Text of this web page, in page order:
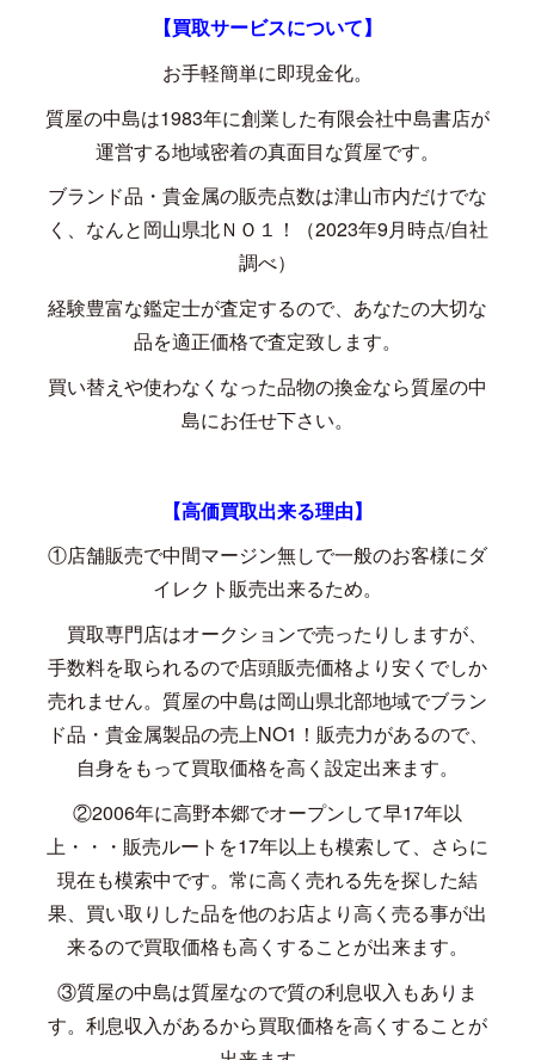
【買取サービスについて】
お手軽簡単に即現金化。
質屋の中島は1983年に創業した有限会社中島書店が
運営する地域密着の真面目な質屋です。
ブランド品・貴金属の販売点数は津山市内だけでな
く、なんと岡山県北ＮＯ１！（2023年9月時点/自社
調べ）
経験豊富な鑑定士が査定するので、あなたの大切な
品を適正価格で査定致します。
買い替えや使わなくなった品物の換金なら質屋の中
島にお任せ下さい。
【高価買取出来る理由】
①店舗販売で中間マージン無しで一般のお客様にダ
イレクト販売出来るため。
買取専門店はオークションで売ったりしますが、
手数料を取られるので店頭販売価格より安くでしか
売れません。質屋の中島は岡山県北部地域でブラン
ド品・貴金属製品の売上NO1 ！販売力があるので、
自身をもって買取価格を高く設定出来ます。
②2006年に高野本郷でオープンして早17年以
上・・・販売ルートを17年以上も模索して、さらに
現在も模索中です。常に高く売れる先を探した結
果、買い取りした品を他のお店より高く売る事が出
来るので買取価格も高くすることが出来ます。
③質屋の中島は質屋なので質の利息収入もありま
す。利息収入があるから買取価格を高くすることが